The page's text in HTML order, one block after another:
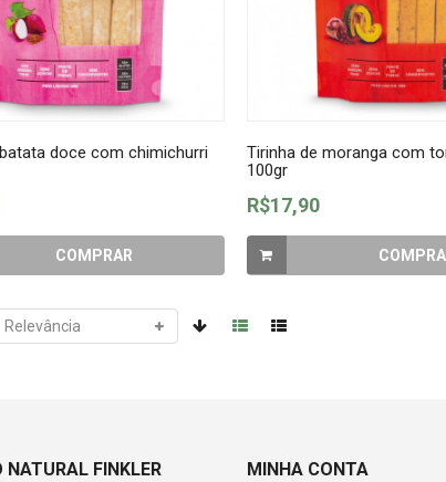
doce com chimichurri
COMPRAR
Tirinha de moranga com
100gr
R$17,90
NATURAL FINKLER MINHA CONTA